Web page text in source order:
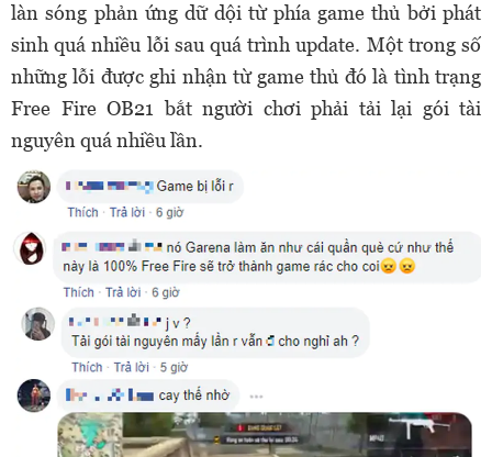
làn sóng phản ứng dữ dội từ phía game thủ bởi phát
sinh quá nhiều lỗi sau quá trình update. Một trong số
những lỗi được ghi nhận từ game thủ đó là tình trạng
Free Fire OB21 bắt người chơi phải tải lại gói tài
nguyên quá nhiều lần.